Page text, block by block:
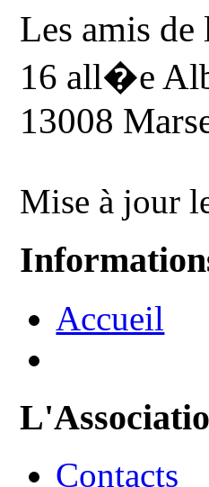
Les amis de
16 all�e
13008
Mise à jour
Accueil
Contacts